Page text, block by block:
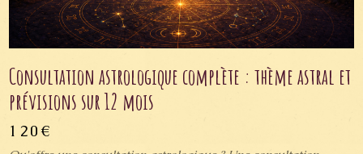
Consultation astrologique complète : thème astral et
prévisions sur 12 mois
120€